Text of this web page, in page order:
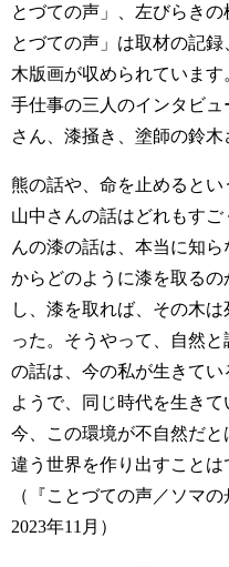
とづての声」、左びらき
とづての声」は取材の記
木版画が収められていま
手仕事の三人のインタビ
さん、漆掻き、塗師の鈴木
熊の話や、命を止めるとい
山中さんの話はどれもす
んの漆の話は、本当に知
からどのように漆を取る
し、漆を取れば、その木
った。そうやって、自然
の話は、今の私が生きて
ようで、同じ時代を生きて
今、この環境が不自然だ
違う世界を作り出すことは
（『ことづての声／ソマ
2023年11月）